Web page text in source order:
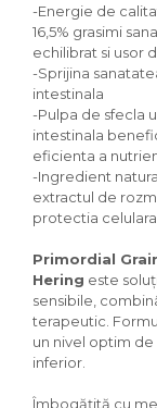
-Energie de
16,5% grasimi
echilibrat si usor
-Sprijina
intestinala
-Pulpa de sfecla
intestinala
eficienta a
-Ingredient
extractul de
protectia
Primordial
Hering este
sensibile,
terapeutic.
un nivel optim
inferior.
Îmbogățită cu